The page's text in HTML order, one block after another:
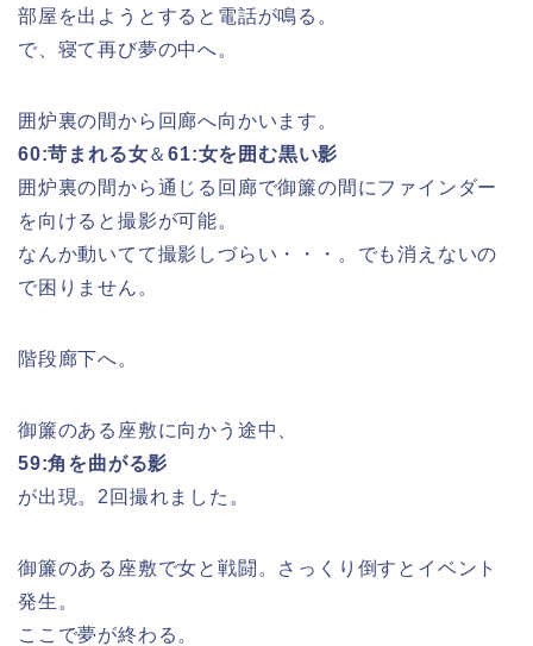
部屋を出ようとすると電話が鳴る。
で、寝て再び夢の中へ。
囲炉裏の間から回廊へ向かいます。
60:苛まれる女＆61:女を囲む黒い影
囲炉裏の間から通じる回廊で御簾の間にファインダー
を向けると撮影が可能。
なんか動いてて撮影しづらい・・・。でも消えないの
で困りません。
階段廊下へ。
御簾のある座敷に向かう途中、
59:角を曲がる影
が出現。2回撮れました。
御簾のある座敷で女と戦闘。さっくり倒すとイベント
発生。
ここで夢が終わる。